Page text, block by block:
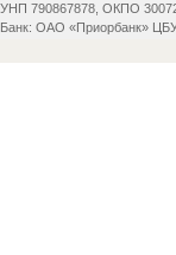
УНП 790867878, ОКПО
Банк: ОАО «Приорбанк»